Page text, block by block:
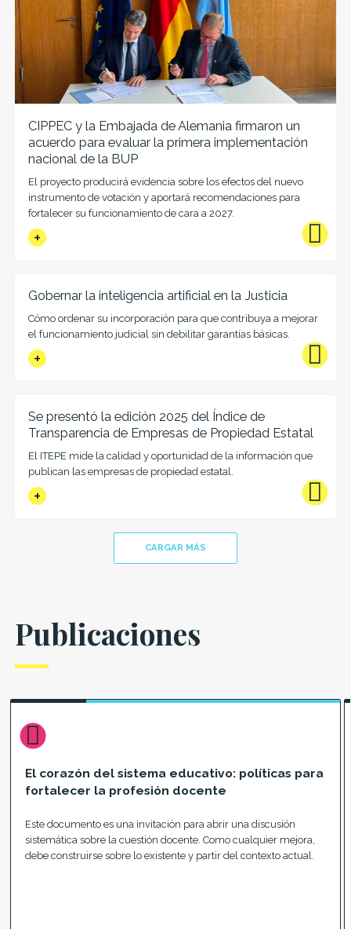
CIPPEC y la Embajada de Alemania firmaron un
acuerdo para evaluar la primera implementación
nacional de la BUP
El proyecto producirá evidencia sobre los efectos del nuevo
instrumento de votación y aportará recomendaciones para
fortalecer su funcionamiento de cara a 2027.
Gobernar la inteligencia artificial en la Justicia
Cómo ordenar su incorporación para que contribuya a mejorar
el funcionamiento judicial sin debilitar garantías básicas.
Se presentó la edición 2025 del Índice de
Transparencia de Empresas de Propiedad Estatal
El ITEPE mide la calidad y oportunidad de la información que
publican las empresas de propiedad estatal.
CARGAR MÁS
Publicaciones
El corazón del sistema educativo: políticas para
fortalecer la profesión docente
Este documento es una invitación para abrir una discusión
sistemática sobre la cuestión docente. Como cualquier mejora,
debe construirse sobre lo existente y partir del contexto actual.